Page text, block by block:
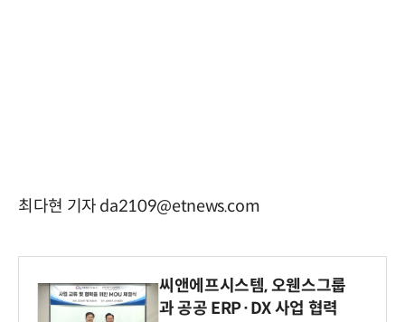
최다현 기자 da2109@etnews.com
씨앤에프시스템, 오웬스그룹
과 공공 ERP·DX 사업 협력